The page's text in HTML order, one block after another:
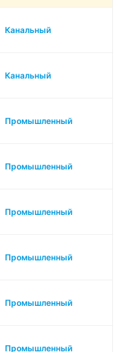
Канальный
Канальный
Промышленный
Промышленный
Промышленный
Промышленный
Промышленный
Промышленный